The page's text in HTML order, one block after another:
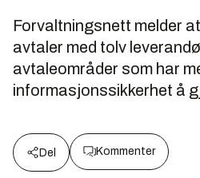
Forvaltningsnett melder
avtaler med tolv
avtaleområder som har
informasjonssikkerhet å
Del Kommenter